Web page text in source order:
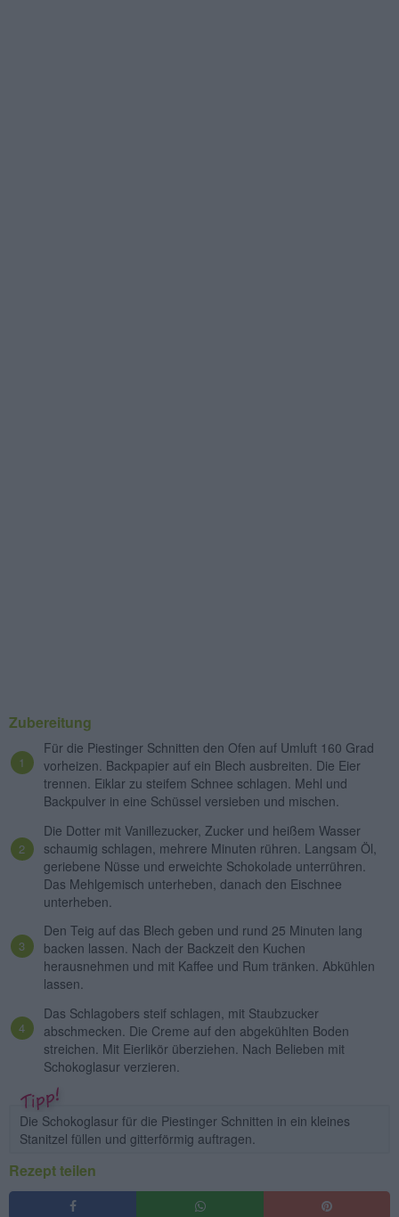
Zubereitung
Für die Piestinger Schnitten den Ofen auf Umluft 160 Grad
vorheizen. Backpapier auf ein Blech ausbreiten. Die Eier
trennen. Eiklar zu steifem Schnee schlagen. Mehl und
Backpulver in eine Schüssel versieben und mischen.
Die Dotter mit Vanillezucker, Zucker und heißem Wasser
schaumig schlagen, mehrere Minuten rühren. Langsam Öl,
geriebene Nüsse und erweichte Schokolade unterrühren.
Das Mehlgemisch unterheben, danach den Eischnee
unterheben.
Den Teig auf das Blech geben und rund 25 Minuten lang
backen lassen. Nach der Backzeit den Kuchen
herausnehmen und mit Kaffee und Rum tränken. Abkühlen
lassen.
Das Schlagobers steif schlagen, mit Staubzucker
abschmecken. Die Creme auf den abgekühlten Boden
streichen. Mit Eierlikör überziehen. Nach Belieben mit
Schokoglasur verzieren.
Die Schokoglasur für die Piestinger Schnitten in ein kleines
Stanitzel füllen und gitterförmig auftragen.
Rezept teilen